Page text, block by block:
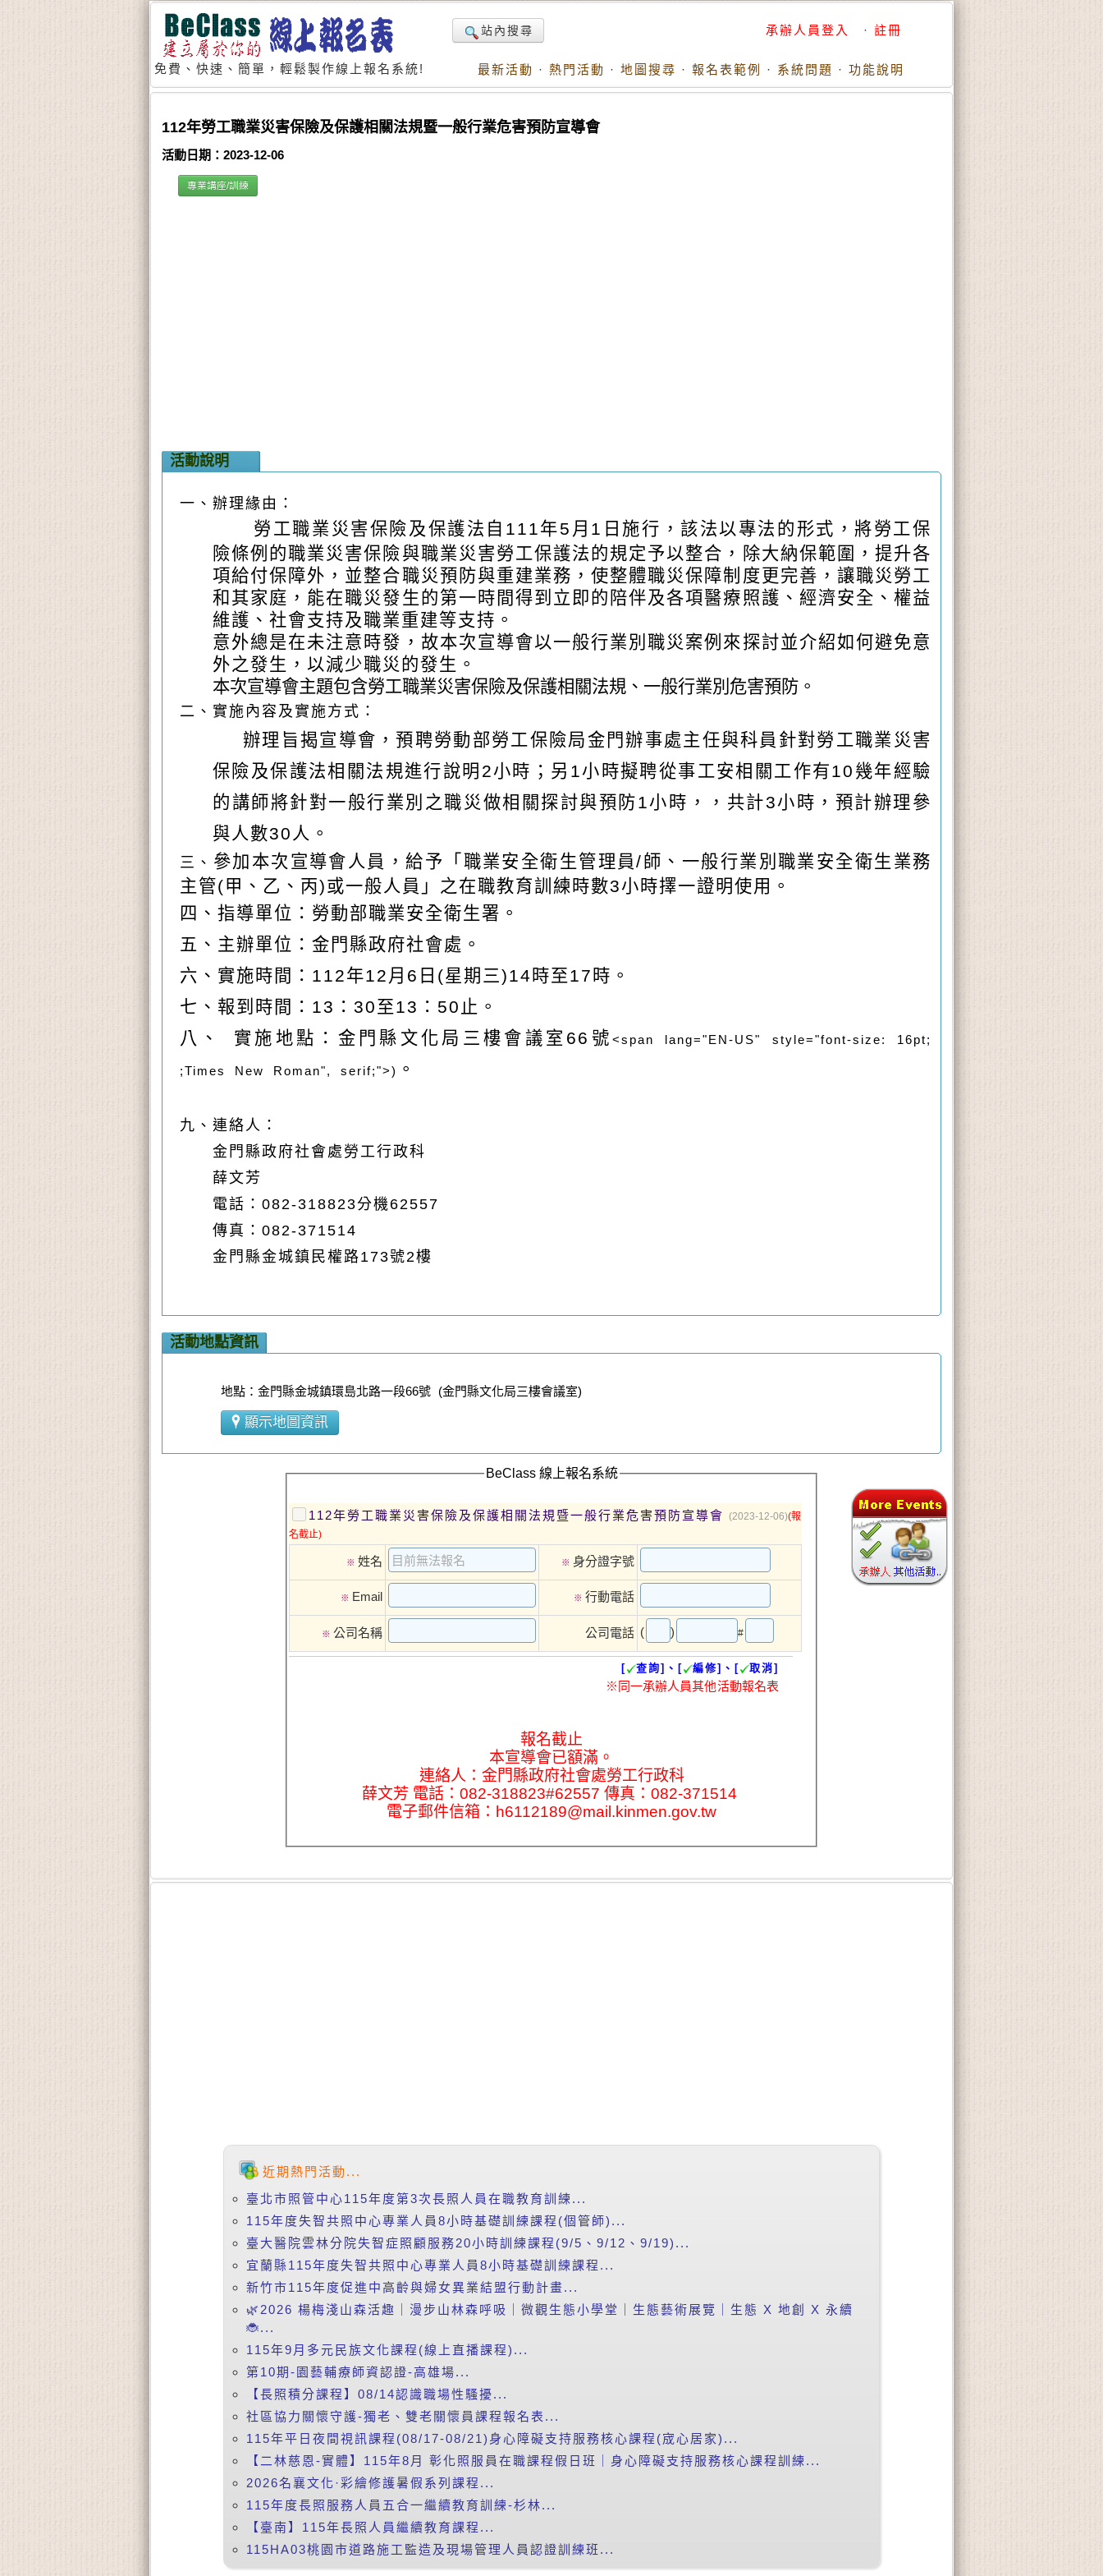
免費、快速、簡單，輕鬆製作線上報名系統!
站內搜尋 承辦人員登入 · 註冊
最新活動 · 熱門活動 · 地圖搜尋 · 報名表範例 · 系統問題 · 功能說明
112年勞工職業災害保險及保護相關法規暨一般行業危害預防宣導會
活動日期：2023-12-06
專業講座/訓練
活動說明
一、 辦理緣由：
勞工職業災害保險及保護法自 111年5 月 1 日施行，該法以專法的形式，將勞工保
險條例的職業災害保險與職業災害勞工保護法的規定予以整合，除大納保範圍，提升各
項給付保障外，並整合職災預防與重建業務，使整體職災保障制度更完善，讓職災勞工
和其家庭，能在職災發生的第一時間得到立即的陪伴及各項醫療照護、經濟安全、權益
維護、社會支持及職業重建等支持。
意外總是在未注意時發，故本次宣導會以一般行業別職災案例來探討並介紹如何避免意
外之發生，以減少職災的發生。
本次宣導會主題包含勞工職業災害保險及保護相關法規、一般行業別危害預防。
二、實施內容及實施方式：
辦理旨揭宣導會，預聘勞動部勞工保險局金門辦事處主任與科員針對勞工職業災害
保險及保護法相關法規進行說明 2小時；另 1小時擬聘從事工安相關工作有10幾年經驗
的講師將針對一般行業別之職災做相關探討與預防1小時，，共計3小時，預計辦理參
與人數30人。
三、 參加本次宣導會人員，給予「職業安全衛生管理員/師、一般行業別職業安全衛生業務
主管(甲、乙、丙)或一般人員 」 之在職教育訓練時數3小時擇一證明使用。
四、 指導單位：勞動部職業安全衛生署。
五、 主辦單位：金門縣政府社會處。
六、 實施時間： 112年12 月6 日 (星期三)14 時至17 時。
七、報到時間：13：30至13：50止。
八、 實施地點： 金門縣文化局三樓會議室 66 號<span lang="EN-US" style="font-size: 16pt;
;Times New Roman", serif;">) 。
九、連絡人：
金門縣政府社會處勞工行政科
薛文芳
電話： 082-318823分機 62557
傳真： 082-371514
金門縣金城鎮民權路173號2樓
活動地點資訊
地點：金門縣金城鎮環島北路一段66號 (金門縣文化局三樓會議室)
顯示地圖資訊
BeClass 線上報名系統
112年勞工職業災害保險及保護相關法規暨一般行業危害預防宣導會 (2023-12-06)(報
名截止)
※ 姓名 ※ 身分證字號
※ Email ※ 行動電話
※ 公司名稱 公司電話 ( ) #
[ 查詢]、[ 編修]、[ 取消]
※同一承辦人員其他活動報名表
報名截止
本宣導會已額滿。
連絡人：金門縣政府社會處勞工行政科
薛文芳 電話：082-318823#62557 傳真：082-371514
電子郵件信箱：h6112189@mail.kinmen.gov.tw
近期熱門活動...
臺北市照管中心115年度第3次長照人員在職教育訓練...
115年度失智共照中心專業人員8小時基礎訓練課程(個管師)...
臺大醫院雲林分院失智症照顧服務20小時訓練課程(9/5、9/12、9/19)...
宜蘭縣115年度失智共照中心專業人員8小時基礎訓練課程...
新竹市115年度促進中高齡與婦女異業結盟行動計畫...
🌿2026 楊梅淺山森活趣｜漫步山林森呼吸｜微觀生態小學堂｜生態藝術展覽｜生態 X 地創 X 永續
🐞...
115年9月多元民族文化課程(線上直播課程)...
第10期-園藝輔療師資認證-高雄場...
【長照積分課程】08/14認識職場性騷擾...
社區協力關懷守護-獨老、雙老關懷員課程報名表...
115年平日夜間視訊課程(08/17-08/21)身心障礙支持服務核心課程(宬心居家)...
【二林慈恩-實體】115年8月 彰化照服員在職課程假日班｜身心障礙支持服務核心課程訓練...
2026名襄文化·彩繪修護暑假系列課程...
115年度長照服務人員五合一繼續教育訓練-杉林...
【臺南】115年長照人員繼續教育課程...
115HA03桃園市道路施工監造及現場管理人員認證訓練班...